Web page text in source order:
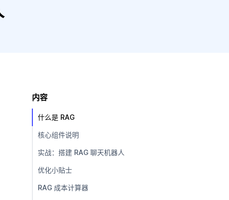
内容
什么是 RAG
核心组件说明
实战：搭建 RAG 聊天机器人
优化小贴士
RAG 成本计算器